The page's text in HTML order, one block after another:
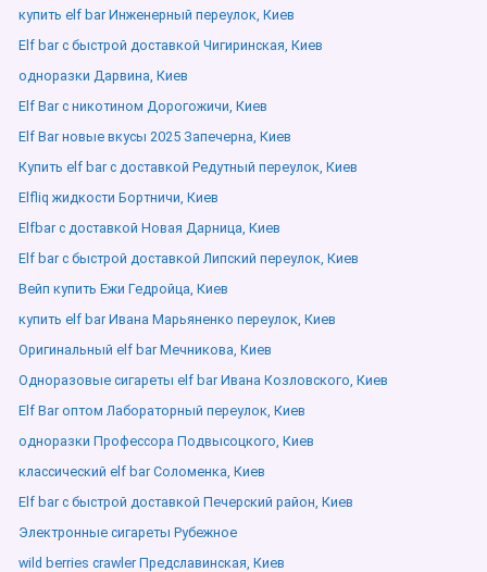
купить elf bar Инженерный переулок, Киев
Elf bar с быстрой доставкой Чигиринская, Киев
одноразки Дарвина, Киев
Elf Bar с никотином Дорогожичи, Киев
Elf Bar новые вкусы 2025 Запечерна, Киев
Купить elf bar с доставкой Редутный переулок, Киев
Elfliq жидкости Бортничи, Киев
Elfbar с доставкой Новая Дарница, Киев
Elf bar с быстрой доставкой Липский переулок, Киев
Вейп купить Ежи Гедройца, Киев
купить elf bar Ивана Марьяненко переулок, Киев
Оригинальный elf bar Мечникова, Киев
Одноразовые сигареты elf bar Ивана Козловского, Киев
Elf Bar оптом Лабораторный переулок, Киев
одноразки Профессора Подвысоцкого, Киев
классический elf bar Соломенка, Киев
Elf bar с быстрой доставкой Печерский район, Киев
Электронные сигареты Рубежное
wild berries crawler Предславинская, Киев